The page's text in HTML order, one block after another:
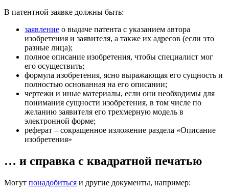
В патентной заявке должны быть:
заявление о выдаче патента с указанием автора
изобретения и заявителя, а также их адресов (если это
разные лица);
полное описание изобретения, чтобы специалист мог
его осуществить;
формула изобретения, ясно выражающая его сущность и
полностью основанная на его описании;
чертежи и иные материалы, если они необходимы для
понимания сущности изобретения, в том числе по
желанию заявителя его трехмерную модель в
электронной форме;
реферат – сокращенное изложение раздела «Описание
изобретения»
… и справка с квадратной печатью
Могут понадобиться и другие документы, например: